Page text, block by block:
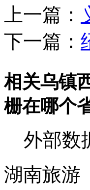
上一篇：
下一篇：
相关乌镇
栅在哪个
外部数
湖南旅游